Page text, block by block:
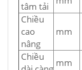
tâm tải
Chiều
cao
nâng
mm
Chiều
mm